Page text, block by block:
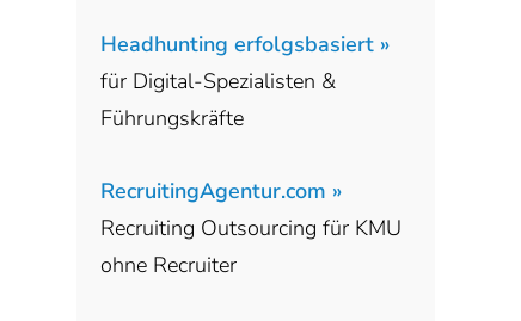
Headhunting erfolgsbasiert »
für Digital-Spezialisten &
Führungskräfte
RecruitingAgentur.com »
Recruiting Outsourcing für KMU
ohne Recruiter